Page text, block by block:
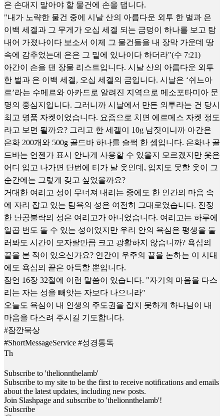
은 손대지 말아야 할 물건에 손을 댑니다.
"내가 노략한 물건 중에 시날 산의 아름다운 외투 한 벌과 은
이백 세겔과 그 무게가 오십 세겔 되는 금덩이 하나를 보고 탐
내어 가졌나이다 보소서 이제 그 물건들을 내 장막 가운데 땅
속에 감추었는데 은은 그 밑에 있나이다 하더라"(수 7:21)
아간이 손을 댄 장물 리스트입니다. 시날 산의 아름다운 외투
한 벌과 은 이백 세겔, 오십 세겔의 금입니다. 시날은 ‘쉬느아
르’라는 수메르와 아카드로 알려진 지역으로 메소포타미아 문
명의 중심지입니다. 그러니까 시날에서 만든 외투라는 건 당시
최고 명품 자켓이었습니다. 요즘으로 치면 에르메스 자켓 정도
라고 보면 될까요? 그리고 한 세겔이 10g 남짓이니까 아간은
은화 200개와 500g 골드바 하나를 슬쩍 한 셈입니다. 은화나 골
드바는 언젠가 표시 안나게 사용할 수 있을지 모르겠지만 옷은
어디 입고 나가면 단번에 티가 날 옷인데, 입지도 못할 옷이 그
순간에는 그렇게 갖고 싶었을까요?
거대한 여리고 성이 무너져 내리는 중에도 한 인간의 마음 속
에 자리 잡고 있는 탐욕의 성은 여전히 그대로였습니다. 진정
한 난공불락의 성은 여리고가 아니었습니다. 여리고는 하루에
일곱 번도 돌 수 있는 성이었지만 우리 안의 욕심은 평생을 둘
러봐도 시간이 모자랄만큼 크고 광활하지 않습니까? 욕심의
끝을 본 적이 있으신가요? 인간이 우주의 끝을 논하는 이 시대
에도 욕심의 끝은 아득할 뿐입니다.
잠언 16장 32절에 이런 말씀이 있습니다. "자기의 마음을 다스
리는 자는 성을 빼앗는 자보다 나으니라"
오늘도 욕심이 내 인생의 주도권을 잡지 못하게 하나님이 내
마음을 다스려 주시길 기도합니다.
#잠깐묵상
#ShortMessageService #성경통독
Th
Subscribe to 'thelionnthelamb'
Subscribe to my site to be the first to receive notifications and emails
about the latest updates, including new posts.
Join Slashpage and subscribe to 'thelionnthelamb'!
Subscribe